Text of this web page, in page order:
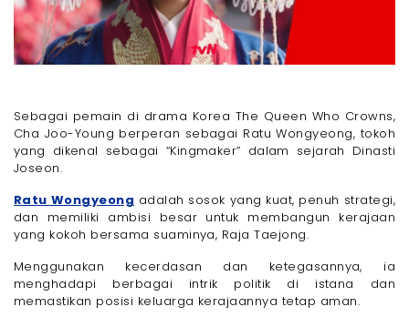
Sebagai pemain di drama Korea The Queen Who Crowns,
Cha Joo-Young berperan sebagai Ratu Wongyeong, tokoh
yang dikenal sebagai “Kingmaker” dalam sejarah Dinasti
Joseon.
Ratu Wongyeong adalah sosok yang kuat, penuh strategi,
dan memiliki ambisi besar untuk membangun kerajaan
yang kokoh bersama suaminya, Raja Taejong.
Menggunakan kecerdasan dan ketegasannya, ia
menghadapi berbagai intrik politik di istana dan
memastikan posisi keluarga kerajaannya tetap aman.